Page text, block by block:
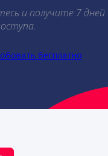
и получите 7 дней
бесплатно